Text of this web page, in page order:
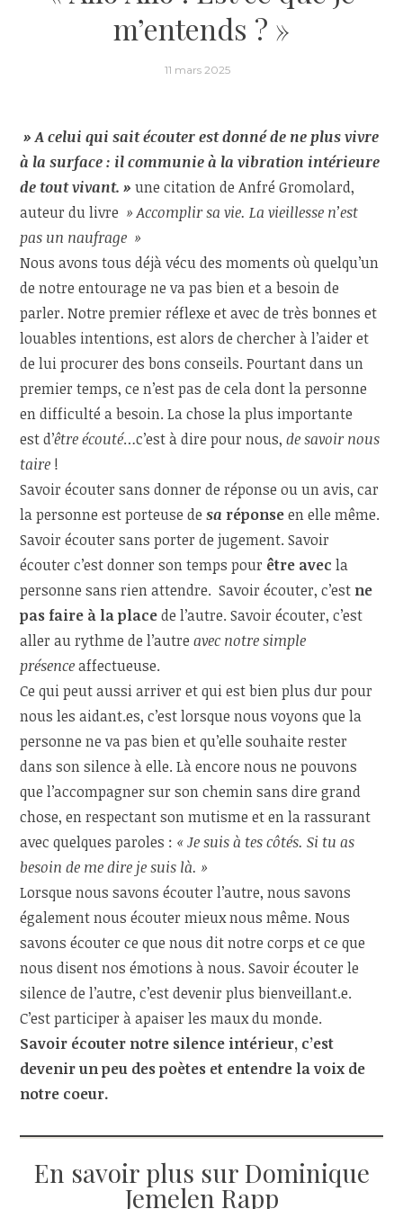
m’entends ? »
11 mars 2025
» A celui qui sait écouter est donné de ne plus vivre
à la surface : il communie à la vibration intérieure
de tout vivant. » une citation de Anfré Gromolard,
auteur du livre » Accomplir sa vie. La vieillesse n’est
pas un naufrage »
Nous avons tous déjà vécu des moments où quelqu’un
de notre entourage ne va pas bien et a besoin de
parler. Notre premier réflexe et avec de très bonnes et
louables intentions, est alors de chercher à l’aider et
de lui procurer des bons conseils. Pourtant dans un
premier temps, ce n’est pas de cela dont la personne
en difficulté a besoin. La chose la plus importante
est d’être écouté…c’est à dire pour nous,de savoir nous
taire !
Savoir écouter sans donner de réponse ou un avis, car
la personne est porteuse desa réponseen elle même.
Savoir écouter sans porter de jugement. Savoir
écouter c’est donner son temps pour être avec la
personne sans rien attendre. Savoir écouter, c’est ne
pas faire à la placede l’autre. Savoir écouter, c’est
aller au rythme de l’autreavec notresimple
présenceaffectueuse.
Ce qui peut aussi arriver et qui est bien plus dur pour
nous les aidant.es, c’est lorsque nous voyons que la
personne ne va pas bien et qu’elle souhaite rester
dans son silence à elle. Là encore nous ne pouvons
que l’accompagner sur son chemin sans dire grand
chose, en respectant son mutisme et en la rassurant
avec quelques paroles : « Je suis à tes côtés. Si tu as
besoin de me dire je suis là. »
Lorsque nous savons écouter l’autre, nous savons
également nous écouter mieux nous même. Nous
savons écouter ce que nous dit notre corps et ce que
nous disent nos émotions à nous. Savoir écouter le
silence de l’autre, c’est devenir plus bienveillant.e.
C’est participer à apaiser les maux du monde.
Savoir écouter notre silence intérieur, c’est
devenir un peu des poètes et entendre la voix de
notre coeur.
En savoir plus sur Dominique
Jemelen Rapp